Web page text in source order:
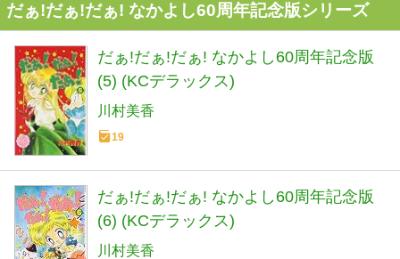
だぁ!だぁ!だぁ! なかよし60周年記念版シリーズ
だぁ!だぁ!だぁ! なかよし60周年記念版
(5) (KCデラックス)
川村美香
19
だぁ!だぁ!だぁ! なかよし60周年記念版
(6) (KCデラックス)
川村美香